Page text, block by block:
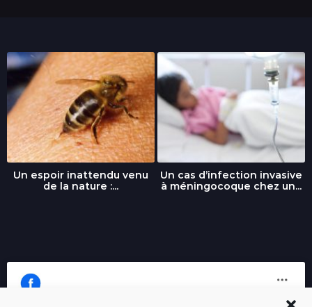
Un espoir inattendu venu
de la nature :...
Un cas d’infection invasive
à méningocoque chez un...